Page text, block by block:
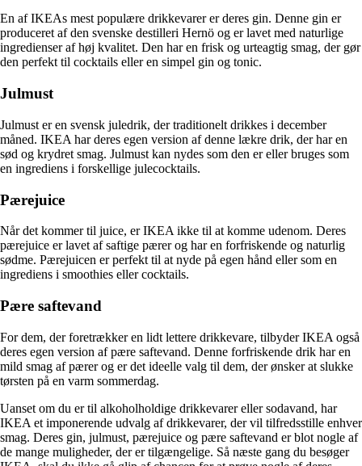
En af IKEAs mest populære drikkevarer er deres gin. Denne gin er
produceret af den svenske destilleri Hernö og er lavet med naturlige
ingredienser af høj kvalitet. Den har en frisk og urteagtig smag, der gør
den perfekt til cocktails eller en simpel gin og tonic.
Julmust
Julmust er en svensk juledrik, der traditionelt drikkes i december
måned. IKEA har deres egen version af denne lækre drik, der har en
sød og krydret smag. Julmust kan nydes som den er eller bruges som
en ingrediens i forskellige julecocktails.
Pærejuice
Når det kommer til juice, er IKEA ikke til at komme udenom. Deres
pærejuice er lavet af saftige pærer og har en forfriskende og naturlig
sødme. Pærejuicen er perfekt til at nyde på egen hånd eller som en
ingrediens i smoothies eller cocktails.
Pære saftevand
For dem, der foretrækker en lidt lettere drikkevare, tilbyder IKEA også
deres egen version af pære saftevand. Denne forfriskende drik har en
mild smag af pærer og er det ideelle valg til dem, der ønsker at slukke
tørsten på en varm sommerdag.
Uanset om du er til alkoholholdige drikkevarer eller sodavand, har
IKEA et imponerende udvalg af drikkevarer, der vil tilfredsstille enhver
smag. Deres gin, julmust, pærejuice og pære saftevand er blot nogle af
de mange muligheder, der er tilgængelige. Så næste gang du besøger